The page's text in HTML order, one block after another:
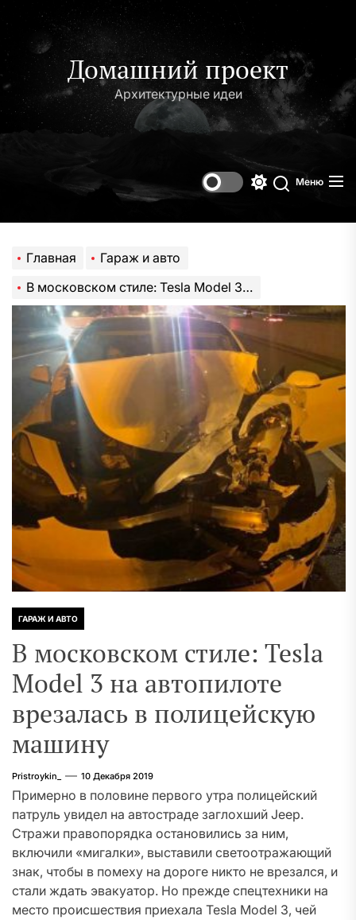
содержимому
Домашний проект
Архитектурные идеи
Поиск
Меню
Главная
Гараж и авто
В московском стиле: Tesla Model 3 на автопилоте врезалась в полицейскую машину
ГАРАЖ И АВТО
В московском стиле: Tesla
Model 3 на автопилоте
врезалась в полицейскую
машину
Pristroykin_ 10 Декабря 2019
Примерно в половине первого утра полицейский
патруль увидел на автостраде заглохший Jeep.
Стражи правопорядка остановились за ним,
включили «мигалки», выставили светоотражающий
знак, чтобы в помеху на дороге никто не врезался, и
стали ждать эвакуатор. Но прежде спецтехники на
место происшествия приехала Tesla Model 3, чей